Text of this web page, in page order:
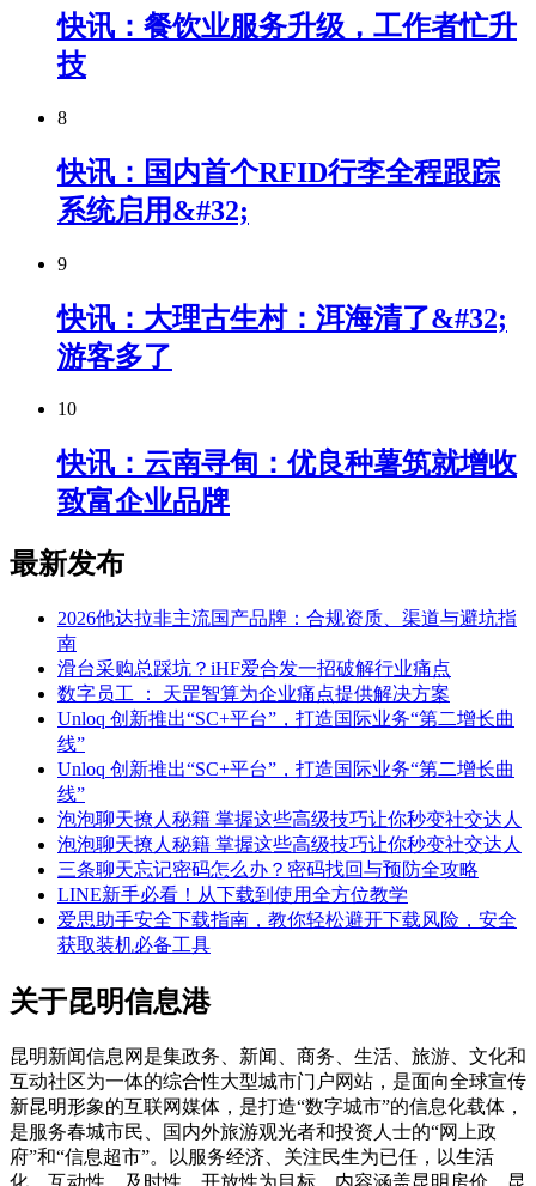
快讯：餐饮业服务升级，工作者忙升
技
8
快讯：国内首个RFID行李全程跟踪
系统启用&#32;
9
快讯：大理古生村：洱海清了&#32;
游客多了
10
快讯：云南寻甸：优良种薯筑就增收
致富企业品牌
最新发布
2026他达拉非主流国产品牌：合规资质、渠道与避坑指
南
滑台采购总踩坑？iHF爱合发一招破解行业痛点
数字员工 ： 天罡智算为企业痛点提供解决方案
Unloq 创新推出“SC+平台”，打造国际业务“第二增长曲
线”
Unloq 创新推出“SC+平台”，打造国际业务“第二增长曲
线”
泡泡聊天撩人秘籍 掌握这些高级技巧让你秒变社交达人
泡泡聊天撩人秘籍 掌握这些高级技巧让你秒变社交达人
三条聊天忘记密码怎么办？密码找回与预防全攻略
LINE新手必看！从下载到使用全方位教学
爱思助手安全下载指南，教你轻松避开下载风险，安全
获取装机必备工具
关于昆明信息港
昆明新闻信息网是集政务、新闻、商务、生活、旅游、文化和
互动社区为一体的综合性大型城市门户网站，是面向全球宣传
新昆明形象的互联网媒体，是打造“数字城市”的信息化载体，
是服务春城市民、国内外旅游观光者和投资人士的“网上政
府”和“信息超市”。以服务经济、关注民生为已任，以生活
化、互动性、及时性、开放性为目标。内容涵盖昆明房价、昆